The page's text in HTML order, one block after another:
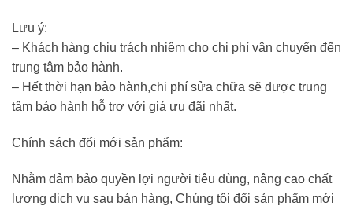
Lưu ý:
– Khách hàng chịu trách nhiệm cho chi phí vận chuyển đến
trung tâm bảo hành.
– Hết thời hạn bảo hành,chi phí sửa chữa sẽ được trung
tâm bảo hành hỗ trợ với giá ưu đãi nhất.
Chính sách đổi mới sản phẩm:
Nhằm đảm bảo quyền lợi người tiêu dùng, nâng cao chất
lượng dịch vụ sau bán hàng, Chúng tôi đổi sản phẩm mới